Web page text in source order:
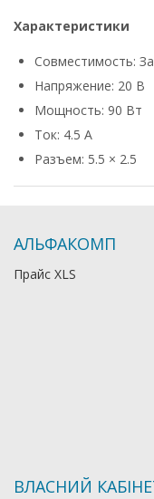
Характеристики
Совместимость:
Напряжение: 20 В
Мощность: 90 Вт
Ток: 4.5 А
Разъем: 5.5 × 2.5
АЛЬФАКОМП
Прайс XLS
ВЛАСНИЙ